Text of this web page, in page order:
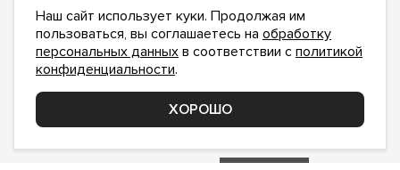
ПОДПИСАТЬСЯ НА НОВОСТИ:
сполитикой конфиденциальностиознакомлен и
Наш сайт использует куки. Продолжая им
пользоваться, вы соглашаетесь на обработку
персональных данных в соответствии с политикой
конфиденциальности.
ХОРОШО